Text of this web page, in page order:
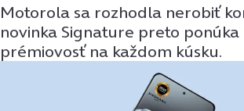
Motorola sa rozhodla nerobiť
novinka Signature preto
prémiovosť na každom kúsku.